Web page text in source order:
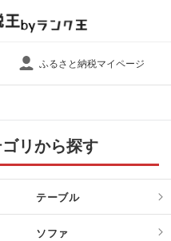
ふるさと納税マイページ
リから探す
テーブル
ソファ